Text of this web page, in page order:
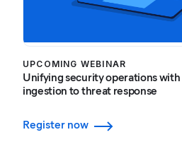
UPCOMING WEBINAR
Unifying security operations with
ingestion to threat response
Register now